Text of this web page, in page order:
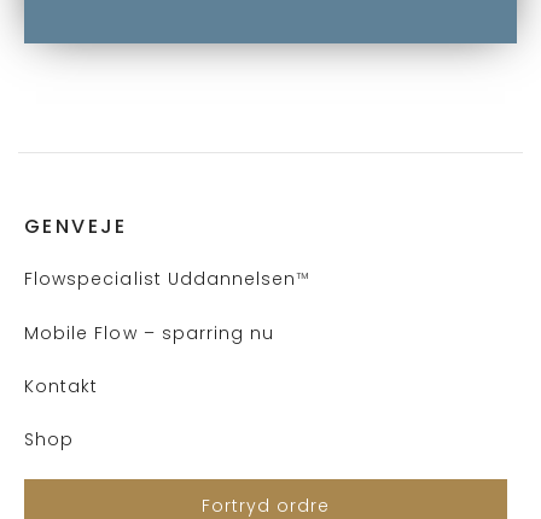
GENVEJE
Flowspecialist Uddannelsen™
Mobile Flow – sparring nu
Kontakt
Shop
Fortryd ordre